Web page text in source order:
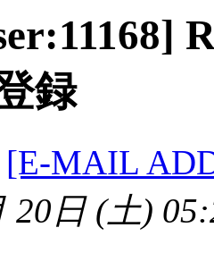
録
[E-MAIL
20日 (土)